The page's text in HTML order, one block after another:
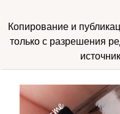
Копирование и
только с разрешения